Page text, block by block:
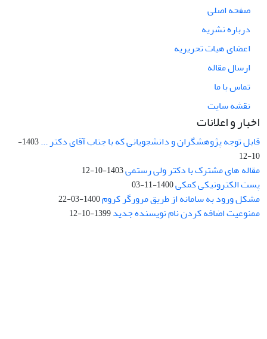
صفحه اصلی
درباره نشریه
اعضای هیات تحریریه
ارسال مقاله
تماس با ما
نقشه سایت
اخبار و اعلانات
قابل توجه پژوهشگران و دانشجویانی که با جناب آقای دکتر ...
1403-
10-12
مقاله های مشترک با دکتر ولی رستمی1403-10-12
پست الکترونیکی کمکی1400-11-03
مشکل ورود به سامانه از طریق مرورگر کروم1400-03-22
ممنوعیت اضافه کردن نام نویسنده جدید1399-10-12